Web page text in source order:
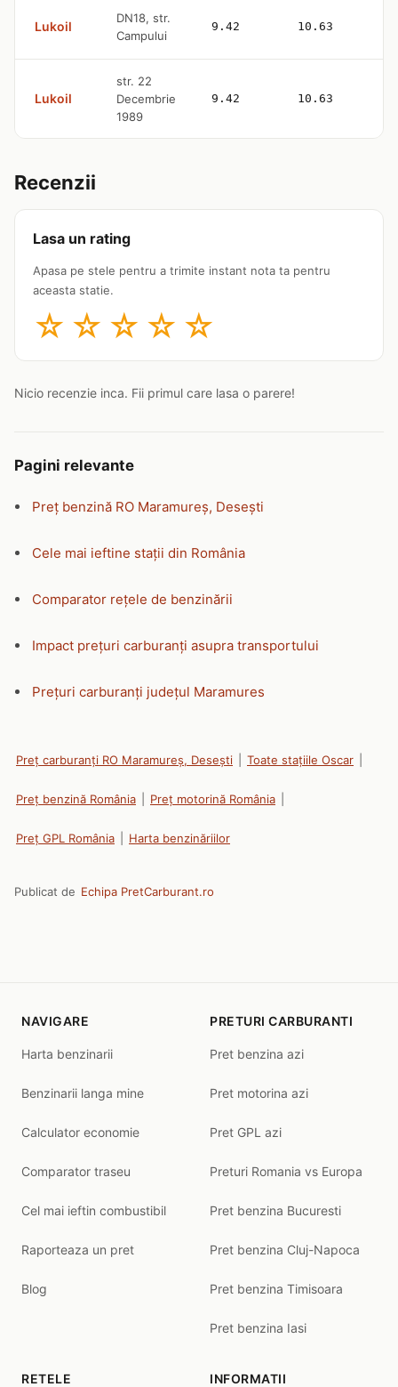
Lukoil
DN18, str.
Campului
9.42 10.63
Lukoil
str. 22
Decembrie
1989
9.42 10.63
Recenzii
Lasa un rating
Apasa pe stele pentru a trimite instant nota ta pentru
aceasta statie.
☆ ☆ ☆ ☆ ☆
Nicio recenzie inca. Fii primul care lasa o parere!
Pagini relevante
Preț benzină RO Maramureș, Desești
Cele mai ieftine stații din România
Comparator rețele de benzinării
Impact prețuri carburanți asupra transportului
Prețuri carburanți județul Maramures
Preț carburanți RO Maramureș, Desești Toate stațiile Oscar
Preț benzină România Preț motorină România
Preț GPL România Harta benzinăriilor
Publicat de Echipa PretCarburant.ro
NAVIGARE
Harta benzinarii
Benzinarii langa mine
Calculator economie
Comparator traseu
Cel mai ieftin combustibil
Raporteaza un pret
Blog
PRETURI CARBURANTI
Pret benzina azi
Pret motorina azi
Pret GPL azi
Preturi Romania vs Europa
Pret benzina Bucuresti
Pret benzina Cluj-Napoca
Pret benzina Timisoara
Pret benzina Iasi
RETELE INFORMATII